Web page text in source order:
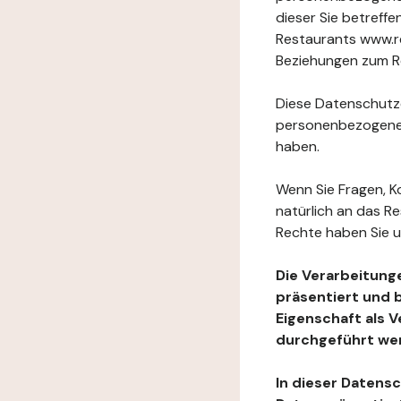
dieser Sie
Restaurants
Beziehungen zum
Diese
haben.
Wenn Sie Fragen,
natürlich an das
Rechte haben Sie
Die
präsentiert und
Eigenschaft als
durchgeführt
In dieser